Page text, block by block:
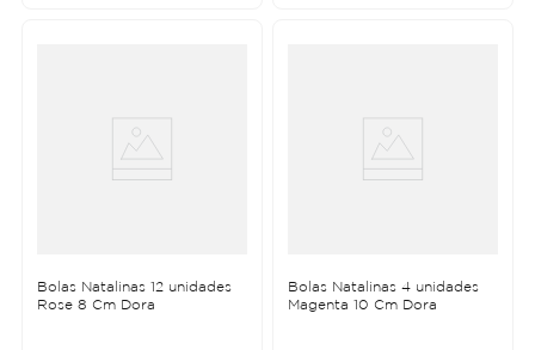
Bolas Natalinas 12 unidades
Rose 8 Cm Dora
Bolas Natalinas 4 unidades
Magenta 10 Cm Dora